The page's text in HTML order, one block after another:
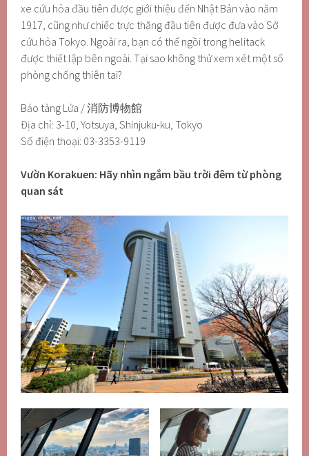
xe cứu hỏa đầu tiên được giới thiệu đến Nhật Bản vào năm
1917, cũng như chiếc trực thăng đầu tiên được đưa vào Sở
cứu hỏa Tokyo. Ngoài ra, bạn có thể ngồi trong helitack
được thiết lập bên ngoài. Tại sao không thử xem xét một số
phòng chống thiên tai?
Bảo tàng Lửa / 消防博物館
Địa chỉ: 3-10, Yotsuya, Shinjuku-ku, Tokyo
Số điện thoại: 03-3353-9119
Vườn Korakuen: Hãy nhìn ngắm bầu trời đêm từ phòng
quan sát